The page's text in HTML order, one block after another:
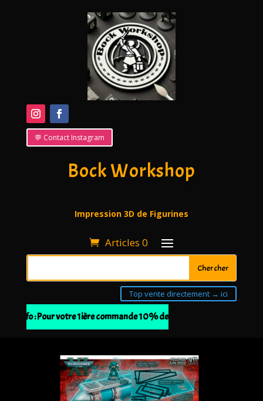
💬 Contact Instagram
Bock Workshop
Impression 3D de Figurines
Articles 0
Top vente directement → ici
Info : Pour votre 1ière commande 10% de remise à partir de 30€